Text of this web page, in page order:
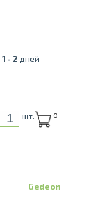
1 - 2 дней
шт. 0
Gedeon